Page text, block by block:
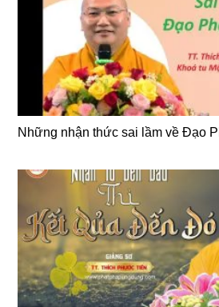
Những nhận thức sai lầm về Đạo